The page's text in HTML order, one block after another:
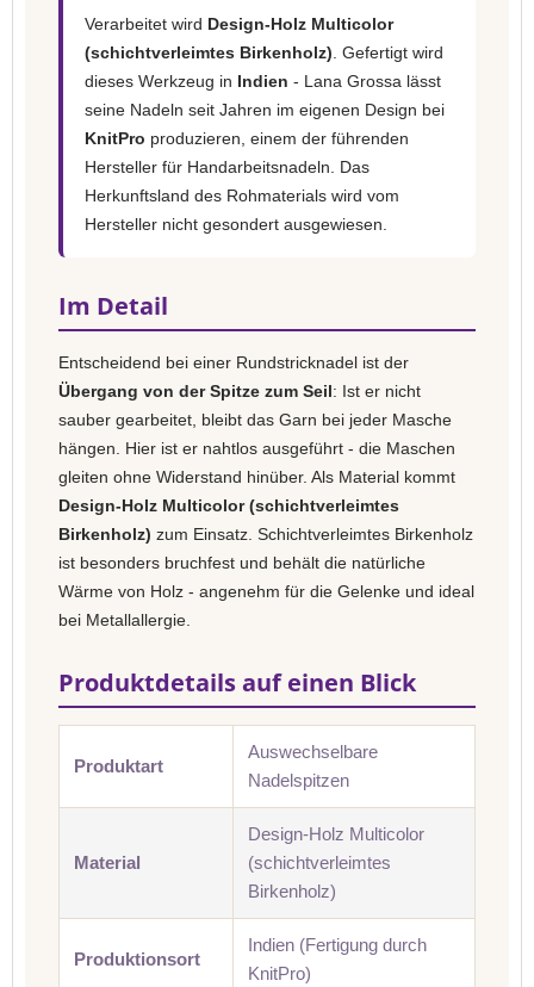
Verarbeitet wird Design-Holz Multicolor
(schichtverleimtes Birkenholz) . Gefertigt wird
dieses Werkzeug in Indien - Lana Grossa lässt
seine Nadeln seit Jahren im eigenen Design bei
KnitPro produzieren, einem der führenden
Hersteller für Handarbeitsnadeln. Das
Herkunftsland des Rohmaterials wird vom
Hersteller nicht gesondert ausgewiesen.
Im Detail
Entscheidend bei einer Rundstricknadel ist der
Übergang von der Spitze zum Seil: Ist er nicht
sauber gearbeitet, bleibt das Garn bei jeder Masche
hängen. Hier ist er nahtlos ausgeführt - die Maschen
gleiten ohne Widerstand hinüber. Als Material kommt
Design-Holz Multicolor (schichtverleimtes
Birkenholz) zum Einsatz. Schichtverleimtes Birkenholz
ist besonders bruchfest und behält die natürliche
Wärme von Holz - angenehm für die Gelenke und ideal
bei Metallallergie.
Produktdetails auf einen Blick
Produktart
Auswechselbare
Nadelspitzen
Material
Design-Holz Multicolor
(schichtverleimtes
Birkenholz)
Produktionsort
Indien (Fertigung durch
KnitPro)